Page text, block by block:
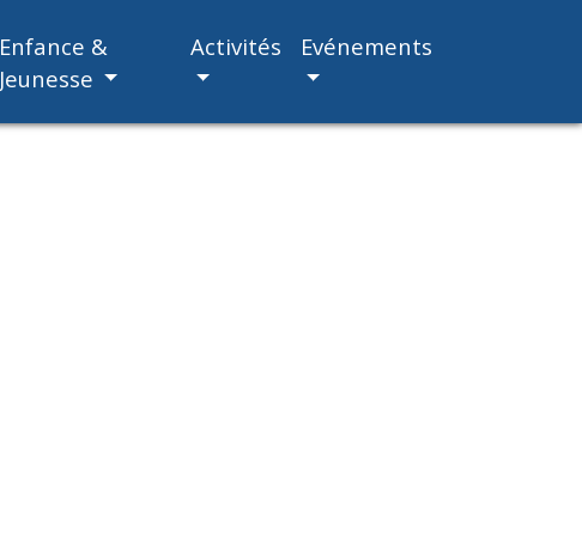
Enfance &
Jeunesse
Activités Evénements